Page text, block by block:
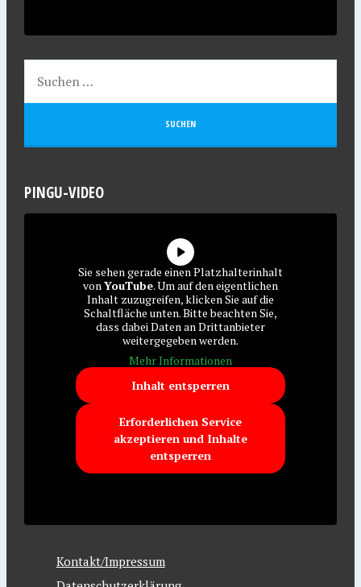
PINGU-VIDEO
Sie sehen gerade einen Platzhalterinhalt
vonYouTube. Um auf den eigentlichen
Inhalt zuzugreifen, klicken Sie auf die
Schaltfläche unten. Bitte beachten Sie,
dass dabei Daten an Drittanbieter
weitergegeben werden.
Mehr Informationen
Inhalt entsperren
Erforderlichen Service
akzeptieren und Inhalte
entsperren
Kontakt/Impressum